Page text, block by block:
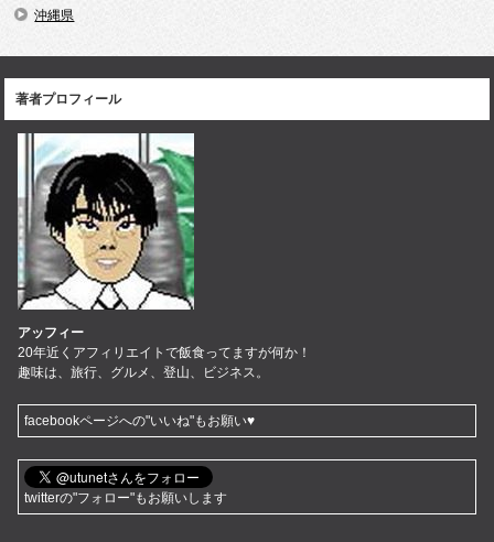
沖縄県
著者プロフィール
アッフィー
20年近くアフィリエイトで飯食ってますが何か！
趣味は、旅行、グルメ、登山、ビジネス。
facebookページへの"いいね"もお願い♥
twitterの"フォロー"もお願いします